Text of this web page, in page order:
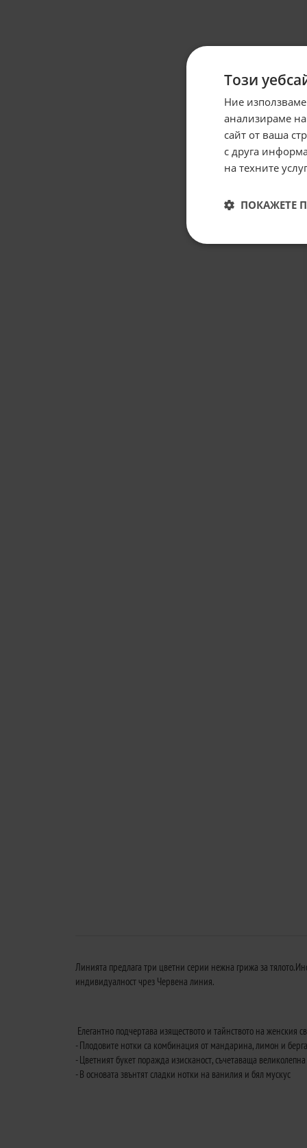
Линията предлага три цветни серии нежна грижа за
индивидуалност чрез Червена линия.
Елегантно подчертава изяществото и тайнството на женския
- Плодовите нотки са комбинация от мандарина, лимон и
- Цветният букет поражда изисканост, съчетаваща
- В основата звънтят сладки нотки на ванилия и бял мускус
Този
Ние
анализираме
сайт от ваша
с друга
на техните
ПОКАЖЕТЕ